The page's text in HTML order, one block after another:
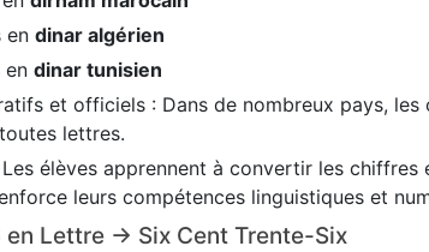
en dinar algérien
en dinar tunisien
et officiels : Dans de nombreux pays,
lettres.
élèves apprennent à convertir les chiffres
leurs compétences linguistiques et
Lettre → Six Cent Trente-Six